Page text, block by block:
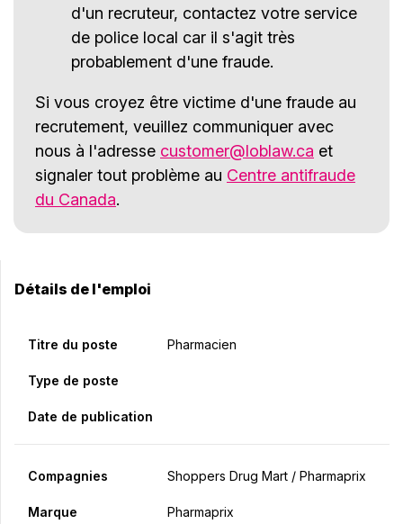
d'un recruteur, contactez votre service
de police local car il s'agit très
probablement d'une fraude.
Si vous croyez être victime d'une fraude au
recrutement, veuillez communiquer avec
nous à l'adresse customer@loblaw.ca et
signaler tout problème au Centre antifraude
du Canada.
Détails de l'emploi
Titre du poste Pharmacien
Type de poste
Date de publication
Compagnies Shoppers Drug Mart / Pharmaprix
Marque Pharmaprix